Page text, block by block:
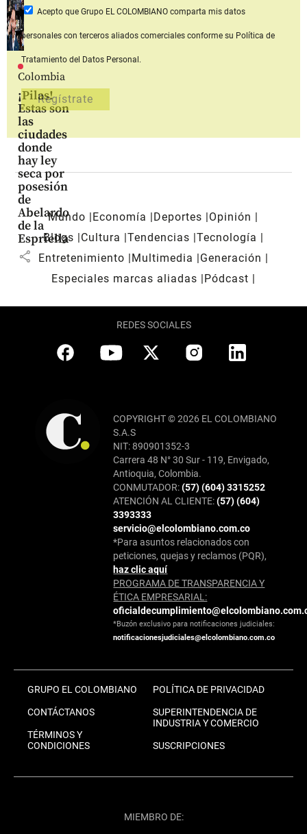
Colombia
¡Pilas!
Estas son
las
ciudades
donde
hay ley
seca por
posesión
de
Abelardo
de la
Espriella
share
Acepto que Grupo EL COLOMBIANOcomparta mis datos
personales con terceros aliados comerciales conforme su Política de
Tratamiento del Datos Personal.
Mundo Economía Deportes
Opinión
Blogs
Cultura Tendencias Tecnología
Entretenimiento
Multimedia
Generación
Especiales marcas aliadas
Pódcast
REDES SOCIALES
COPYRIGHT © 2026 EL COLOMBIANO
S.A.S
NIT: 890901352-3
Carrera 48 N° 30 Sur - 119, Envigado,
Antioquia, Colombia.
CONMUTADOR:(57) (604) 3315252
ATENCIÓN AL CLIENTE:(57) (604)
3393333
servicio@elcolombiano.com.co
*Para asuntos relacionados con
peticiones, quejas y reclamos (PQR),
haz clic aquí
PROGRAMA DE TRANSPARENCIA Y
ÉTICA EMPRESARIAL:
*Buzón exclusivo para notificaciones judiciales:
notificacionesjudiciales@elcolombiano.com.co
GRUPO EL COLOMBIANO
CONTÁCTANOS
TÉRMINOS Y
CONDICIONES
POLÍTICA DE PRIVACIDAD
SUPERINTENDENCIA DE
INDUSTRIA Y COMERCIO
SUSCRIPCIONES
MIEMBRO DE: